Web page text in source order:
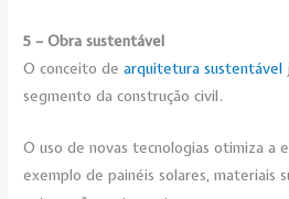
5 – Obra sustentável
O conceito dearquitetura sustentável
segmento da construção civil.
O uso de novas tecnologias otimiza a
exemplo de painéis solares, materiais